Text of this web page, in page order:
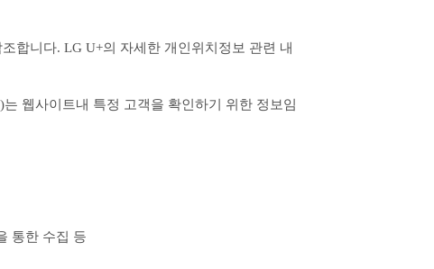
합니다. LG U+의 자세한 개인위치정보 관련 내
웹사이트내 특정 고객을 확인하기 위한 정보임
통한 수집 등